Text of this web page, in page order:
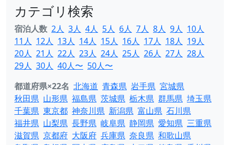
カテゴリ検索
宿泊人数 2人 3人 4人 5人 6人 7人 8人 9人 10人
11人 12人 13人 14人 15人 16人 17人 18人 19人
20人 21人 22人 23人 24人 25人 26人 27人 28人
29人 30人 40人〜 50人〜
都道府県×22名 北海道 青森県 岩手県 宮城県
秋田県 山形県 福島県 茨城県 栃木県 群馬県 埼玉県
千葉県 東京都 神奈川県 新潟県 富山県 石川県
福井県 山梨県 長野県 岐阜県 静岡県 愛知県 三重県
滋賀県 京都府 大阪府 兵庫県 奈良県 和歌山県